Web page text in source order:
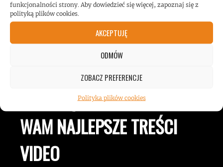
funkcjonalności strony. Aby dowiedzieć się więcej, zapoznaj się z
polityką plików cookies.
AKCEPTUJĘ
ODMÓW
ZOBACZ PREFERENCJE
Polityka plików cookies
JESTEŚMY BLISKO
ZESPOŁÓW, KONCERTÓW I
LUDZI ZWIĄZANYCH Z
MUZYKĄ, BY DOSTARCZAĆ
WAM NAJLEPSZE TREŚCI
VIDEO